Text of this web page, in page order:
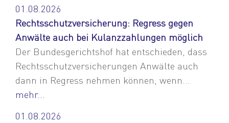
01.08.2026
Rechtsschutzversicherung: Regress gegen
Anwälte auch bei Kulanzzahlungen möglich
Der Bundesgerichtshof hat entschieden, dass
Rechtsschutzversicherungen Anwälte auch
dann in Regress nehmen können, wenn...
mehr...
01.08.2026